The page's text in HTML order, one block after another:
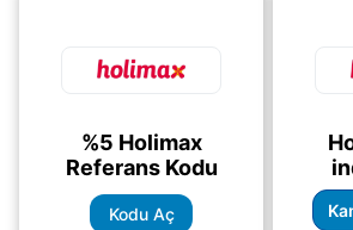
%5 Holimax
Referans Kodu
Kodu Aç